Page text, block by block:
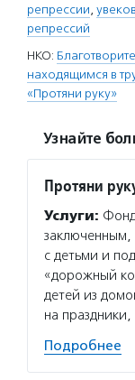
репрессии,
репрессий
НКО:
находящимся в
«Протяни руку»
Узнайте
Протяни
Услуги:
с детьми и
«дорожный
детей из
на
Подробнее